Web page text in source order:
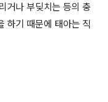
거나 부딪치는 등의 충
하기 때문에 태아는 직